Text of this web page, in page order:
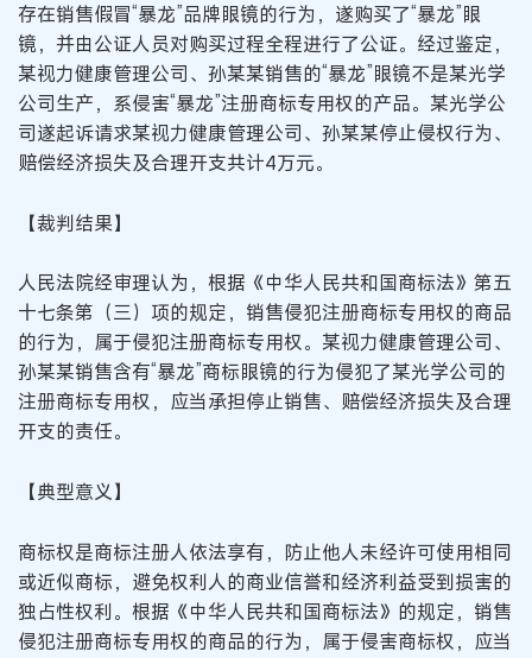
存在销售假冒“暴龙”品牌眼镜的行为，遂购买了“暴龙”眼
镜，并由公证人员对购买过程全程进行了公证。经过鉴定，
某视力健康管理公司、孙某某销售的“暴龙”眼镜不是某光学
公司生产，系侵害“暴龙”注册商标专用权的产品。某光学公
司遂起诉请求某视力健康管理公司、孙某某停止侵权行为、
赔偿经济损失及合理开支共计4万元。
【裁判结果】
人民法院经审理认为，根据《中华人民共和国商标法》第五
十七条第（三）项的规定，销售侵犯注册商标专用权的商品
的行为，属于侵犯注册商标专用权。某视力健康管理公司、
孙某某销售含有“暴龙”商标眼镜的行为侵犯了某光学公司的
注册商标专用权，应当承担停止销售、赔偿经济损失及合理
开支的责任。
【典型意义】
商标权是商标注册人依法享有，防止他人未经许可使用相同
或近似商标，避免权利人的商业信誉和经济利益受到损害的
独占性权利。根据《中华人民共和国商标法》的规定，销售
侵犯注册商标专用权的商品的行为，属于侵害商标权，应当